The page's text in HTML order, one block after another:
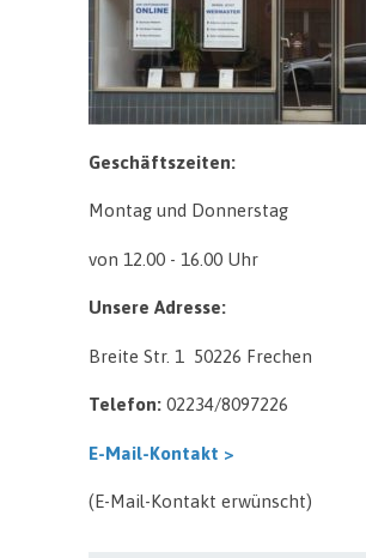
Geschäftszeiten:
Montag und Donnerstag
von 12.00 - 16.00 Uhr
Unsere Adresse:
Breite Str. 1 50226 Frechen
Telefon: 02234/8097226
E-Mail-Kontakt >
(E-Mail-Kontakt erwünscht)